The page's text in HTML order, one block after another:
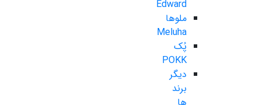
Edward
ملوها
Meluha
پُک
POKK
دیگر
برند